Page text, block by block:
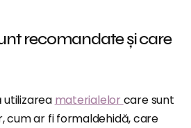
recomandate și care
utilizarea materialelor care sunt
cum ar fi formaldehidă, care